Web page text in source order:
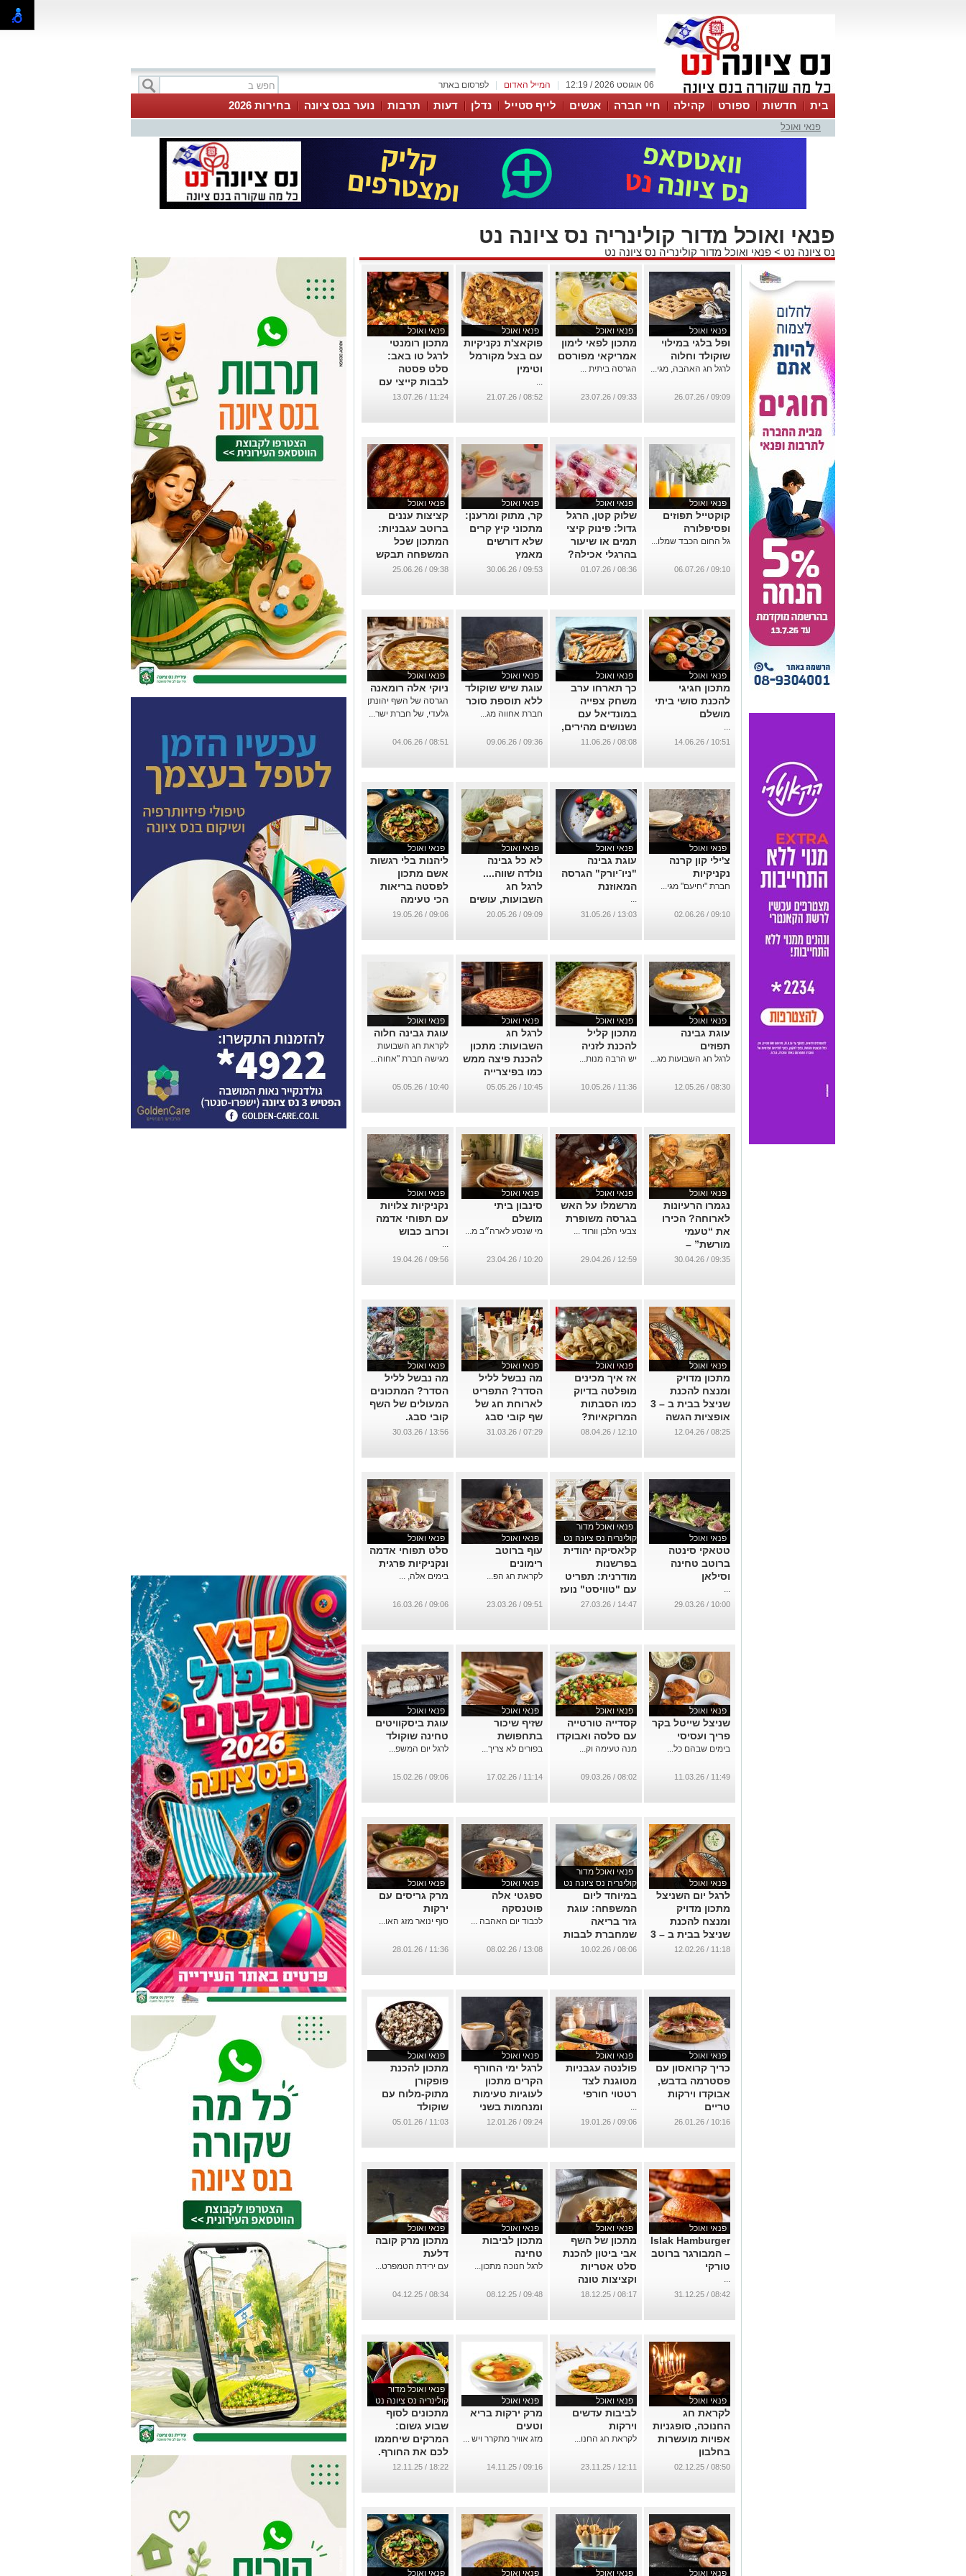
לפרסום באתר המייל האדום 06 אוגוסט 2026 / 12:19
בית חדשות ספורט קהילה חיי חברה אנשים לייף סטייל נדלן דעות תרבות נוער בנס ציונה בחירות 2026
פנאי ואוכל
פנאי ואוכל מדור קולינריה נס ציונה נט
נס ציונה נט > פנאי ואוכל מדור קולינריה נס ציונה נט
פנאי ואוכל
ופל בלגי במילוי
שוקולד וחלוה
לרגל חג האהבה, מגי...
09:09 / 26.07.26
פנאי ואוכל
מתכון לפאי לימון
אמריקאי מפורסם
הגרסה ביתית ...
09:33 / 23.07.26
פנאי ואוכל
פוקאצ'ת נקניקיות
עם בצל מקורמל
וטימין
...
08:52 / 21.07.26
פנאי ואוכל
מתכון רומנטי
לרגל טו באב:
סלט פסטה
לבבות קייצי עם
אפרסקים,
...
11:24 / 13.07.26
פנאי ואוכל
קוקטייל תפוזים
ופסיפלורה
גל החום הכבד שמלו...
09:10 / 06.07.26
פנאי ואוכל
שלוק קטן, הרגל
גדול: פינוק קיצי
תמים או שיעור
בהרגלי אכילה?
...
08:36 / 01.07.26
פנאי ואוכל
קר, מתוק ומרענן:
מתכוני קיץ קרים
שלא דורשים
מאמץ
...
09:53 / 30.06.26
פנאי ואוכל
קציצות עננים
ברוטב עגבניות:
המתכון שכל
המשפחה תבקש
שוב ושוב
09:38 / 25.06.26
פנאי ואוכל
מתכון חגיגי
להכנת סושי ביתי
מושלם
...
10:51 / 14.06.26
פנאי ואוכל
כך תארחו ערב
משחק צפייה
במונדיאל עם
נשנושים מהירים,
טעימים ומלאי
...
08:08 / 11.06.26
פנאי ואוכל
עוגת שיש שוקולד
ללא תוספת סוכר
חברת אחווה מג...
09:36 / 09.06.26
פנאי ואוכל
ניוקי אלה רומאנה
הגרסה של השף יהונתן
גלעדי, של חברת ישר...
08:51 / 04.06.26
פנאי ואוכל
צ'ילי קון קרנה
נקניקיות
חברת "יחיעם" מגי...
09:10 / 02.06.26
פנאי ואוכל
עוגת גבינה
"ניו־יורק" הגרסה
המאוזנת
...
13:03 / 31.05.26
פנאי ואוכל
לא כל גבינה
נולדה שווה....
לרגל חג
השבועות, עושים
סדר בגבינות
09:09 / 20.05.26
פנאי ואוכל
ליהנות בלי רגשות
אשם מתכון
לפסטה בריאות
הכי טעימה
שפגשתם
09:06 / 19.05.26
פנאי ואוכל
עוגת גבינה
תפוזים
לרגל חג השבועות מג...
08:30 / 12.05.26
פנאי ואוכל
מתכון קליל
להכנת לזניה
יש הרבה מנות...
11:36 / 10.05.26
פנאי ואוכל
לרגל חג
השבועות: מתכון
להכנת פיצה ממש
כמו בפיצרייה
השכונתית
שבאיטליה
10:45 / 05.05.26
פנאי ואוכל
עוגת גבינה חלוה
לקראת חג השבועות
מגישה חברת "אחוה...
10:40 / 05.05.26
פנאי ואוכל
נגמרו הרעיונות
לארוחה? הכירו
את “טעמי
מורשת” –
כשהמטבח
היסטוריה
09:35 / 30.04.26
פנאי ואוכל
מרשמלו על האש
בגרסה משופרת
צבעי הלבן וורוד ...
12:59 / 29.04.26
פנאי ואוכל
סינבון ביתי
מושלם
מי שנסע לארה״ב מ...
10:20 / 23.04.26
פנאי ואוכל
נקניקיות צלויות
עם תפוחי אדמה
וכרוב כבוש
...
09:56 / 19.04.26
פנאי ואוכל
מתכון מדויק
ומנצח להכנת
שניצל בבית ב – 3
אופציות הגשה
שונות
08:25 / 12.04.26
פנאי ואוכל
אז איך מכינים
מופלטה בדיוק
כמו הסבתות
המרוקאיות?
...
12:10 / 08.04.26
פנאי ואוכל
מה נבשל לליל
הסדר? התפריט
לארוחת חג של
שף קובי סבג
...
07:29 / 31.03.26
פנאי ואוכל
מה נבשל לליל
הסדר? המתכונים
המעולים של השף
קובי סבג.
...
13:56 / 30.03.26
פנאי ואוכל
טטאקי סינטה
ברוטב טחינה
וסילאן
...
10:00 / 29.03.26
פנאי ואוכל מדור
קולינריה נס ציונה נט
קלאסיקה יהודית
בפרשנות
מודרנית: תפריט
עם "טוויסט" נועז
לשולחן הסדר
...
14:47 / 27.03.26
פנאי ואוכל
עוף ברוטב
רימונים
לקראת חג הפ...
09:51 / 23.03.26
פנאי ואוכל
סלט תפוחי אדמה
ונקניקיות פרגית
בימים אלה, ...
09:06 / 16.03.26
פנאי ואוכל
שניצל שייטל בקר
פריך ועסיסי
בימים שבהם כל...
11:49 / 11.03.26
פנאי ואוכל
קסדייה טורטייה
עם סלסה ואבוקדו
מנה טעימה וק...
08:02 / 09.03.26
פנאי ואוכל
שזיף שיכור
בתחפושת
בפורים לא צריך...
11:14 / 17.02.26
פנאי ואוכל
עוגת ביסקוויטים
טחינה שוקולד
לרגל יום המשפ...
09:06 / 15.02.26
פנאי ואוכל
לרגל יום השניצל
מתכון מדויק
ומנצח להכנת
שניצל בבית ב – 3
אופציות הגשה
...
11:18 / 12.02.26
פנאי ואוכל מדור
קולינריה נס ציונה נט
במיוחד ליום
המשפחה: עוגת
גזר בריאה
שמחברת לבבות
...
08:06 / 10.02.26
פנאי ואוכל
ספגטי אלה
פוטנסקה
לכבוד יום האהבה ...
13:08 / 08.02.26
פנאי ואוכל
מרק גריסים עם
ירקות
סוף ינואר מזג האו...
11:36 / 28.01.26
פנאי ואוכל
כריך קרואסון עם
פסטרמה בדבש,
אבוקדו וירקות
טריים
...
10:16 / 26.01.26
פנאי ואוכל
פולנטה עגבניות
מטוגנת לצד
רטטוי חורפי
...
09:06 / 19.01.26
פנאי ואוכל
לרגל ימי החורף
הקרים מתכון
לעוגיות טעימות
ומנחמות בשני
צבעים: מגולגלות
...
09:24 / 12.01.26
פנאי ואוכל
מתכון להכנת
פופקורן
מתוק-מלוח עם
שוקולד
...
11:03 / 05.01.26
פנאי ואוכל
Islak Hamburger
– המבורגר ברוטב
טורקי
...
08:42 / 31.12.25
פנאי ואוכל
מתכון של השף
אבי ביטון להכנת
סלט אטריות
וקציצות טונה
...
08:17 / 18.12.25
פנאי ואוכל
מתכון לביבות
טחינה
לרגל חנוכה מתכון...
09:48 / 08.12.25
פנאי ואוכל
מתכון מרק קובה
דלעת
עם ירידת הטמפרט...
08:34 / 04.12.25
פנאי ואוכל
לקראת חג
החנוכה, סופגניות
אפויות מועשרות
בחלבון
...
08:50 / 02.12.25
פנאי ואוכל
לביבות עדשים
וירקות
לקראת חג החנו...
12:11 / 23.11.25
פנאי ואוכל
מרק ירקות בריא
וטעים
מזג אוויר מתקרר ויש ...
09:16 / 14.11.25
פנאי ואוכל מדור
קולינריה נס ציונה נט
מתכונים לסוף
שבוע גשום:
המרקים שיחממו
לכם את החורף.
...
18:22 / 12.11.25
פנאי ואוכל פנאי ואוכל פנאי ואוכל פנאי ואוכל